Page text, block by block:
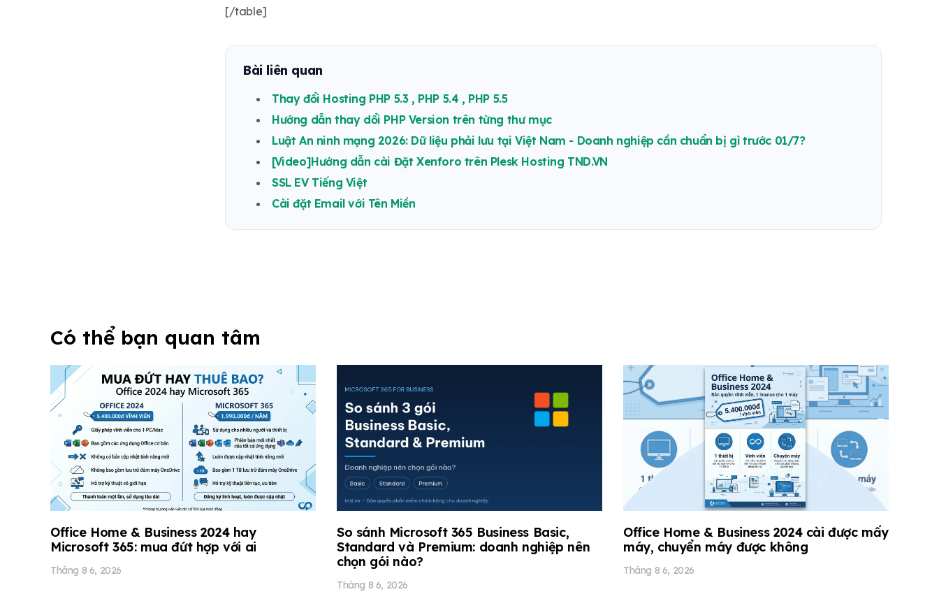
[/table]
Bài liên quan
Thay đổi Hosting PHP 5.3 , PHP 5.4 , PHP 5.5
Hướng dẫn thay dổi PHP Version trên từng thư mục
Luật An ninh mạng 2026: Dữ liệu phải lưu tại Việt Nam - Doanh nghiệp cần chuẩn bị gì trước 01/7?
[Video]Hướng dẫn cài Đặt Xenforo trên Plesk Hosting TND.VN
SSL EV Tiếng Việt
Cài đặt Email với Tên Miền
Có thể bạn quan tâm
Office Home & Business 2024 hay
Microsoft 365: mua đứt hợp với ai
Tháng 8 6, 2026
So sánh Microsoft 365 Business Basic,
Standard và Premium: doanh nghiệp nên
chọn gói nào?
Tháng 8 6, 2026
Office Home & Business 2024 cài được mấy
máy, chuyển máy được không
Tháng 8 6, 2026